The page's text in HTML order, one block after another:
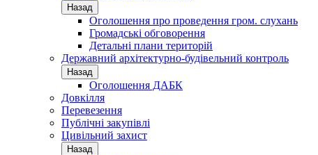
Назад
Оголошення про проведення гром. слухань
Громадські обговорення
Детальні плани територій
Державний архітектурно-будівельний контроль
Назад
Оголошення ДАБК
Довкілля
Перевезення
Публічні закупівлі
Цивільний захист
Назад